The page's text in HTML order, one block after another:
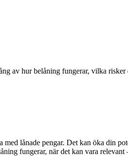
av hur belåning fungerar, vilka
lånade pengar. Det kan öka din
fungerar, när det kan vara relevant